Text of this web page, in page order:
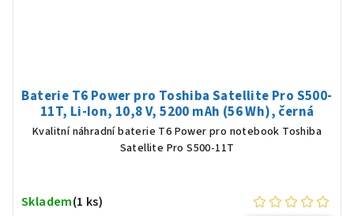
Baterie T6 Power pro Toshiba Satellite Pro S500-
11T, Li-Ion, 10,8 V, 5200 mAh (56 Wh), černá
Kvalitní náhradní baterie T6 Power pro notebook Toshiba
Satellite Pro S500-11T
Skladem(1 ks)